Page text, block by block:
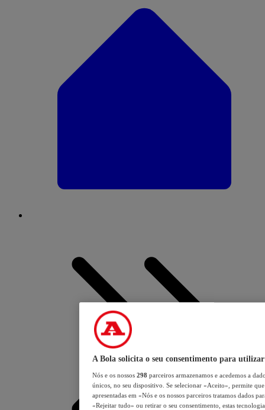
A Bola solicita o seu consentimento para utilizar
Nós e os nossos 298 parceiros armazenamos e acedemos a
únicos, no seu dispositivo. Se selecionar «Aceito», permite
apresentadas em «Nós e os nossos parceiros tratamos dados
«Rejeitar tudo» ou retirar o seu consentimento, estas